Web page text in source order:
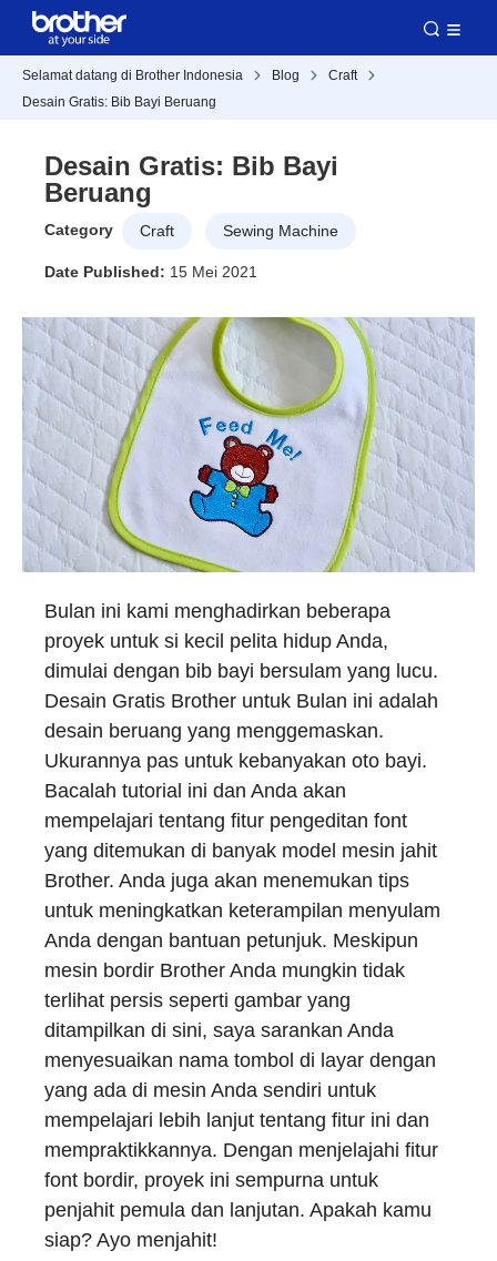
Selamat datang di Brother Indonesia Blog
Craft
Desain Gratis: Bib Bayi Beruang
Desain Gratis: Bib Bayi
Beruang
Category Craft Sewing Machine
Date Published: 15 Mei 2021
Bulan ini kami menghadirkan beberapa
proyek untuk si kecil pelita hidup Anda,
dimulai dengan bib bayi bersulam yang lucu.
Desain Gratis Brother untuk Bulan ini adalah
desain beruang yang menggemaskan.
Ukurannya pas untuk kebanyakan oto bayi.
Bacalah tutorial ini dan Anda akan
mempelajari tentang fitur pengeditan font
yang ditemukan di banyak model mesin jahit
Brother. Anda juga akan menemukan tips
untuk meningkatkan keterampilan menyulam
Anda dengan bantuan petunjuk. Meskipun
mesin bordir Brother Anda mungkin tidak
terlihat persis seperti gambar yang
ditampilkan di sini, saya sarankan Anda
menyesuaikan nama tombol di layar dengan
yang ada di mesin Anda sendiri untuk
mempelajari lebih lanjut tentang fitur ini dan
mempraktikkannya. Dengan menjelajahi fitur
font bordir, proyek ini sempurna untuk
penjahit pemula dan lanjutan. Apakah kamu
siap? Ayo menjahit!